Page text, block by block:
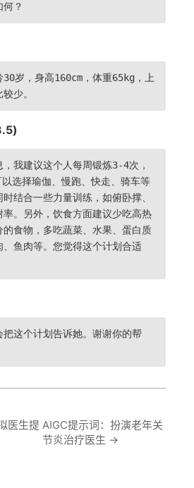
？
岁，身高160cm，体重65kg，上
少。
我建议这个人每周锻炼3-4次，
选择瑜伽、慢跑、快走、骑车等
结合一些力量训练，如俯卧撑、
。另外，饮食方面建议少吃高热
食物，多吃蔬菜、水果、蛋白质
鱼肉等。您觉得这个计划合适
这个计划告诉她。谢谢你的帮
医生提 AIGC提示词：扮演老年关
节炎治疗医生 →